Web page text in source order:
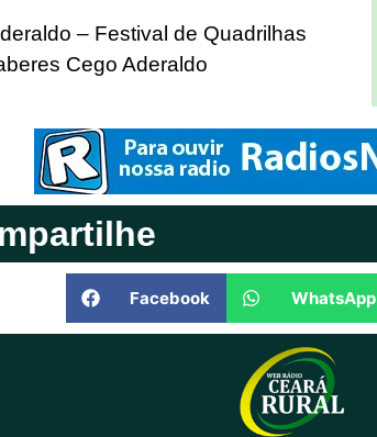
– Festival de Quadrilhas
Cego Aderaldo
Facebook WhatsApp